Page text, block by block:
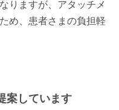
りますが、アタッチメ
め、患者さまの負担軽
案しています